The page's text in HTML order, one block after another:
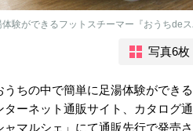
験ができるフットスチーマー『おうちde
写真6枚
うちの中で簡単に足湯体験ができ
ターネット通販サイト、カタログ
マルシェ」にて通販先行で発売さ